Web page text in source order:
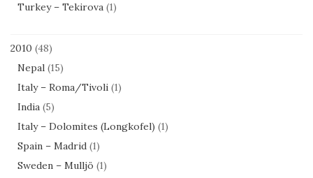
Turkey – Tekirova (1)
2010 (48)
Nepal (15)
Italy – Roma/Tivoli (1)
India (5)
Italy – Dolomites (Longkofel) (1)
Spain – Madrid (1)
Sweden – Mulljö (1)